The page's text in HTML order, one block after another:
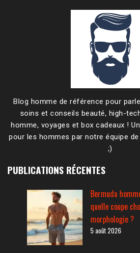
Blog homme de référence pour
soins et conseils beauté, high-
homme, voyages et box cadeaux !
pour les hommes par notre équipe
;)
PUBLICATIONS RÉCENTES
Bermuda
quelle coupe
morphologie ?
5 août 2026